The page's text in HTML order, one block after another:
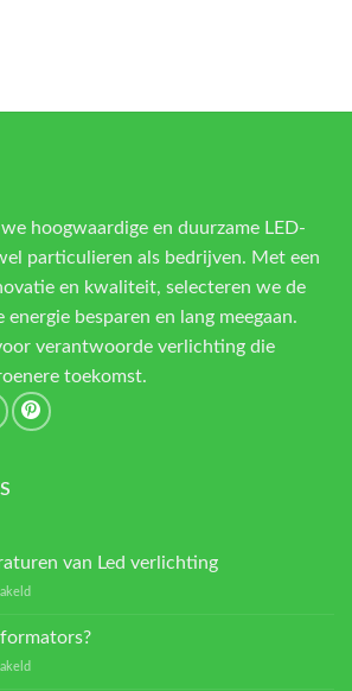
hoogwaardige en duurzame LED-
particulieren als bedrijven. Met een
en kwaliteit, selecteren we de
besparen en lang meegaan.
verantwoorde verlichting die
toekomst.
van Led verlichting
verlichting